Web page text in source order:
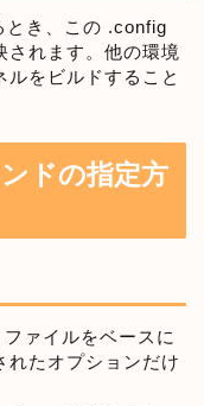
とき、この .config
されます。他の環境
ルをビルドすること
ドの指定方
ァイルをベースに
れたオプションだけ